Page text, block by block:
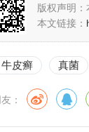
版权声明：
本文链接：
牛皮癣 真菌
：